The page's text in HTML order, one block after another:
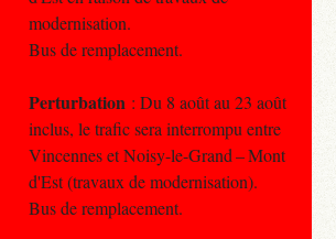
modernisation.
Bus de remplacement.
Perturbation : Du 8 août au 23 août
inclus, le trafic sera interrompu entre
Vincennes et Noisy-le-Grand – Mont
d'Est (travaux de modernisation).
Bus de remplacement.